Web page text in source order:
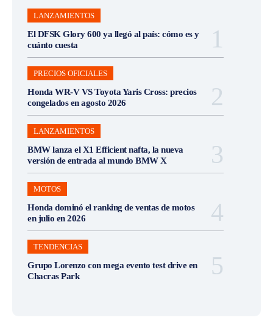
LANZAMIENTOS
El DFSK Glory 600 ya llegó al país: cómo es y
cuánto cuesta
PRECIOS OFICIALES
Honda WR-V VS Toyota Yaris Cross: precios
congelados en agosto 2026
LANZAMIENTOS
BMW lanza el X1 Efficient nafta, la nueva
versión de entrada al mundo BMW X
MOTOS
Honda dominó el ranking de ventas de motos
en julio en 2026
TENDENCIAS
Grupo Lorenzo con mega evento test drive en
Chacras Park